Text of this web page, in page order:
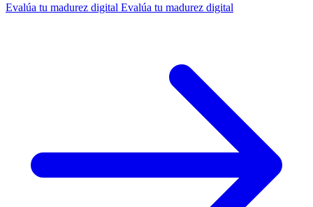
Evalúa tu madurez digital Evalúa tu madurez digital